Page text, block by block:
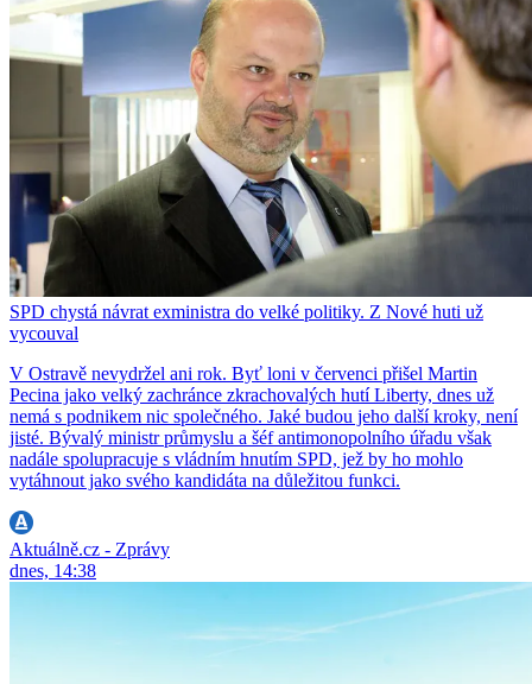
SPD chystá návrat exministra do velké politiky. Z Nové huti už
vycouval
V Ostravě nevydržel ani rok. Byť loni v červenci přišel Martin
Pecina jako velký zachránce zkrachovalých hutí Liberty, dnes už
nemá s podnikem nic společného. Jaké budou jeho další kroky, není
jisté. Bývalý ministr průmyslu a šéf antimonopolního úřadu však
nadále spolupracuje s vládním hnutím SPD, jež by ho mohlo
vytáhnout jako svého kandidáta na důležitou funkci.
Aktuálně.cz - Zprávy
dnes, 14:38